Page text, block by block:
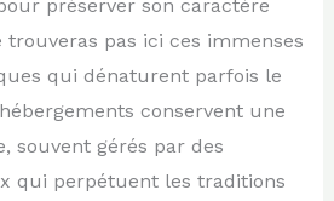
préserver son caractère
pas ici ces immenses
qui dénaturent parfois le
conservent une
souvent gérés par des
qui perpétuent les traditions